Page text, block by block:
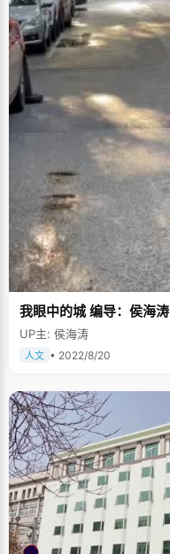
我眼中的城 编导：侯海涛
UP主: 侯海涛
人文 • 2022/8/20